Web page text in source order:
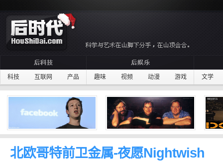
科技 互联网 产品 趣味 视频 动漫 游戏 文学
北欧哥特前卫金属-夜愿Nightwish